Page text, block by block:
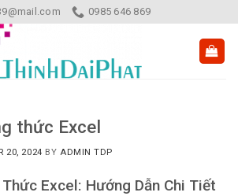
0985 646 869
thức Excel
20, 2024 BY ADMIN TDP
Excel: Hướng Dẫn Chi Tiết